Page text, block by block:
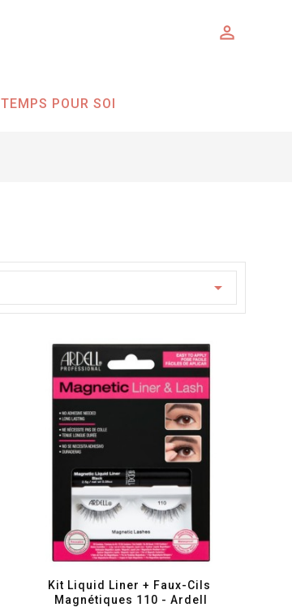

TEMPS POUR SOI

favorite_border visibility
Kit Liquid Liner + Faux-Cils
Magnétiques 110 - Ardell